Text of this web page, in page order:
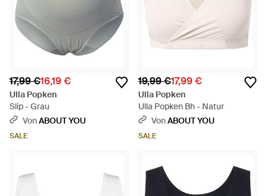
17,99 €16,19 €
Ulla Popken
Slip - Grau
VonABOUT YOU
SALE
19,99 €17,99 €
Ulla Popken
Ulla Popken Bh - Natur
VonABOUT YOU
SALE